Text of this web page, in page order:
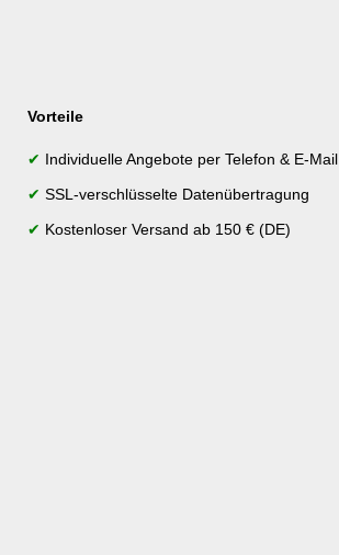
Vorteile
✔ Individuelle Angebote per Telefon & E-Mail
✔ SSL-verschlüsselte Datenübertragung
✔ Kostenloser Versand ab 150 € (DE)